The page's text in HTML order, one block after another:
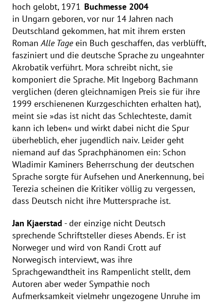
hoch gelobt, 1971
in Ungarn geboren, vor nur 14 Jahren nach
Deutschland gekommen, hat mit ihrem ersten
RomanAlle Tageein Buch geschaffen, das verblüfft,
fasziniert und die deutsche Sprache zu ungeahnter
Akrobatik verführt. Mora schreibt nicht, sie
komponiert die Sprache. Mit Ingeborg Bachmann
verglichen (deren gleichnamigen Preis sie für ihre
1999 erschienenen Kurzgeschichten erhalten hat),
meint sie »das ist nicht das Schlechteste, damit
kann ich leben« und wirkt dabei nicht die Spur
überheblich, eher jugendlich naiv. Leider geht
niemand auf das Sprachphänomen ein: Schon
Wladimir Kaminers Beherrschung der deutschen
Sprache sorgte für Aufsehen und Anerkennung, bei
Terezia scheinen die Kritiker völlig zu vergessen,
dass Deutsch nicht ihre Muttersprache ist.
Jan Kjaerstad - der einzige nicht Deutsch
sprechende Schriftsteller dieses Abends. Er ist
Norweger und wird von Randi Crott auf
Norwegisch interviewt, was ihre
Sprachgewandtheit ins Rampenlicht stellt, dem
Autoren aber weder Sympathie noch
Aufmerksamkeit vielmehr ungezogene Unruhe im